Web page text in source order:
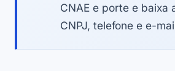
CNAE e porte e baixa
CNPJ, telefone e e-